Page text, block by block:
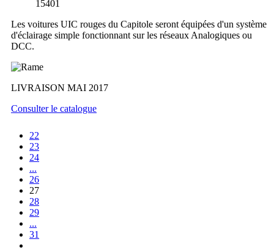
15401
Les voitures UIC rouges du Capitole seront équipées d'un système
d'éclairage simple fonctionnant sur les réseaux Analogiques ou
DCC.
LIVRAISON MAI 2017
Consulter le catalogue
22
23
24
...
26
27
28
29
...
31